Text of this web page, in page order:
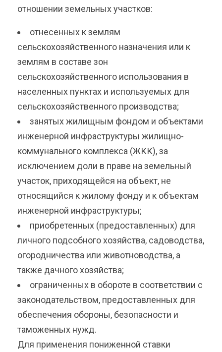
отношении земельных участков:
отнесенных к землям
сельскохозяйственного назначения или к
землям в составе зон
сельскохозяйственного использования в
населенных пунктах и используемых для
сельскохозяйственного производства;
занятых жилищным фондом и объектами
инженерной инфраструктуры жилищно-
коммунального комплекса (ЖКК), за
исключением доли в праве на земельный
участок, приходящейся на объект, не
относящийся к жилому фонду и к объектам
инженерной инфраструктуры;
приобретенных (предоставленных) для
личного подсобного хозяйства, садоводства,
огородничества или животноводства, а
также дачного хозяйства;
ограниченных в обороте в соответствии с
законодательством, предоставленных для
обеспечения обороны, безопасности и
таможенных нужд.
Для применения пониженной ставки